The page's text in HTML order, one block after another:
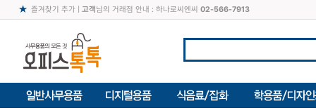
즐겨찾기 추가| 고객님의 거래점 안내 : 하나로씨엔씨 02-566-7913